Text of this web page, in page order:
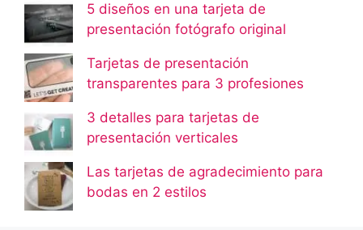
5 diseños en una tarjeta de
presentación fotógrafo original
Tarjetas de presentación
transparentes para 3 profesiones
3 detalles para tarjetas de
presentación verticales
Las tarjetas de agradecimiento para
bodas en 2 estilos